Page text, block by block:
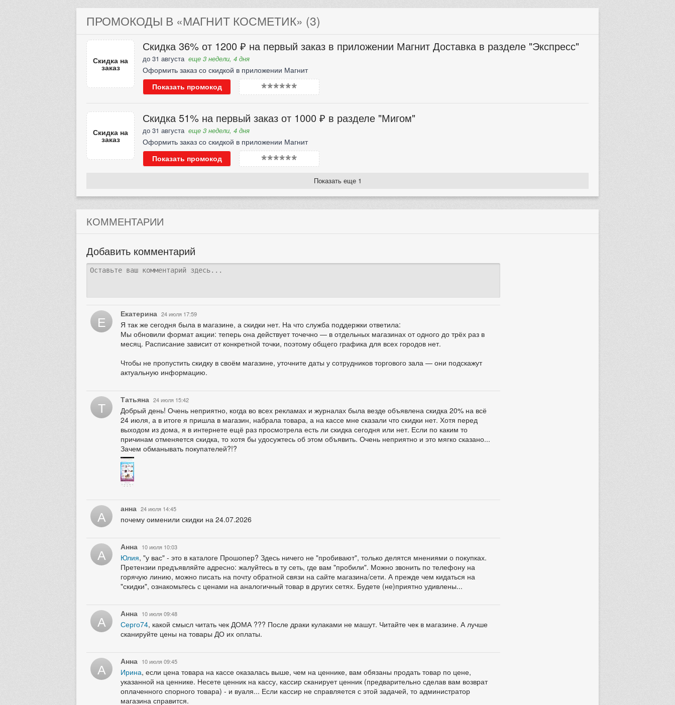
ПРОМОКОДЫ В «МАГНИТ КОСМЕТИК» (3)
Скидка на
заказ
Скидка 36% от 1200 ₽ на первый заказ в приложении Магнит Доставка в разделе "Экспресс"
до 31 августа еще 3 недели, 4 дня
Оформить заказ со скидкой в приложении Магнит
Показать промокод ******
Скидка на
заказ
Скидка 51% на первый заказ от 1000 ₽ в разделе "Мигом"
до 31 августа еще 3 недели, 4 дня
Оформить заказ со скидкой в приложении Магнит
Показать промокод ******
Показать еще 1
КОММЕНТАРИИ
Добавить комментарий
Е Екатерина 24 июля 17:59
Я так же сегодня была в магазине, а скидки нет. На что служба поддержки ответила:
Мы обновили формат акции: теперь она действует точечно — в отдельных магазинах от одного до трёх раз в
месяц. Расписание зависит от конкретной точки, поэтому общего графика для всех городов нет.
Чтобы не пропустить скидку в своём магазине, уточните даты у сотрудников торгового зала — они подскажут
актуальную информацию.
Т Татьяна 24 июля 15:42
Добрый день! Очень неприятно, когда во всех рекламах и журналах была везде объявлена скидка 20% на всё
24 июля, а в итоге я пришла в магазин, набрала товара, а на кассе мне сказали что скидки нет. Хотя перед
выходом из дома, я в интернете ещё раз просмотрела есть ли скидка сегодня или нет. Если по каким то
причинам отменяется скидка, то хотя бы удосужтесь об этом объявить. Очень неприятно и это мягко сказано...
Зачем обманывать покупателей?!?
А анна 24 июля 14:45
почему оименили скидки на 24.07.2026
А Анна 10 июля 10:03
Юлия, "у вас" - это в каталоге Прошопер? Здесь ничего не "пробивают", только делятся мнениями о покупках.
Претензии предъявляйте адресно: жалуйтесь в ту сеть, где вам "пробили". Можно звонить по телефону на
горячую линию, можно писать на почту обратной связи на сайте магазина/сети. А прежде чем кидаться на
"скидки", ознакомьтесь с ценами на аналогичный товар в других сетях. Будете (не)приятно удивлены...
А Анна 10 июля 09:48
Серго74, какой смысл читать чек ДОМА ??? После драки кулаками не машут. Читайте чек в магазине. А лучше
сканируйте цены на товары ДО их оплаты.
А Анна 10 июля 09:45
Ирина, если цена товара на кассе оказалась выше, чем на ценнике, вам обязаны продать товар по цене,
указанной на ценнике. Несете ценник на кассу, кассир сканирует ценник (предварительно сделав вам возврат
оплаченного спорного товара) - и вуаля... Если кассир не справляется с этой задачей, то администратор
магазина справится.